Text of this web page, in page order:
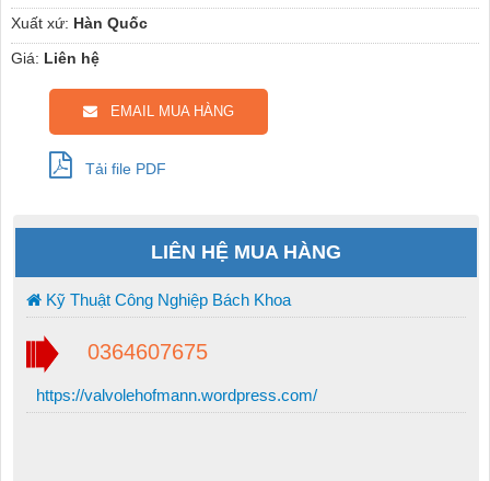
Xuất xứ: Hàn Quốc
Giá: Liên hệ
EMAIL MUA HÀNG
Tải file PDF
LIÊN HỆ MUA HÀNG
Kỹ Thuật Công Nghiệp Bách Khoa
0364607675
https://valvolehofmann.wordpress.com/